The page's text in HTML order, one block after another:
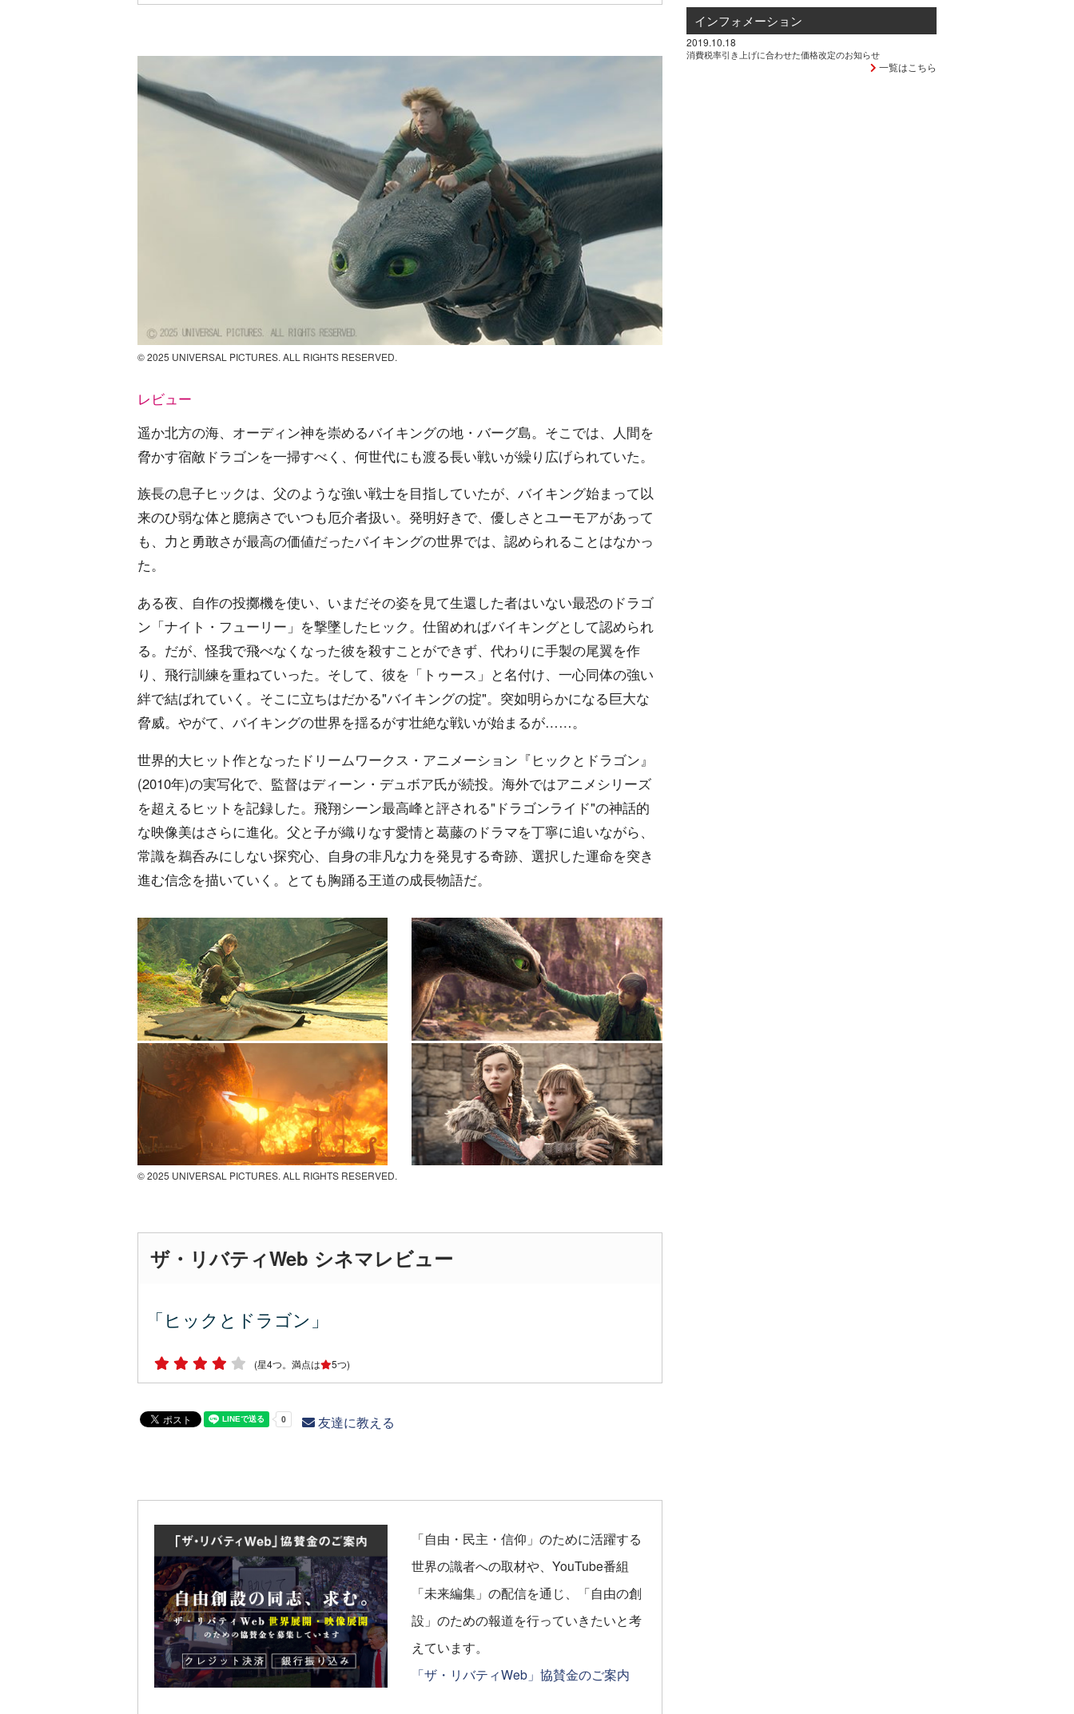
© 2025 UNIVERSAL PICTURES. ALL RIGHTS RESERVED.
レビュー
遥か北方の海、オーディン神を崇めるバイキングの地・バーグ島。そこでは、人間を
脅かす宿敵ドラゴンを一掃すべく、何世代にも渡る長い戦いが繰り広げられていた。
族長の息子ヒックは、父のような強い戦士を目指していたが、バイキング始まって以
来のひ弱な体と臆病さでいつも厄介者扱い。発明好きで、優しさとユーモアがあって
も、力と勇敢さが最高の価値だったバイキングの世界では、認められることはなかっ
た。
ある夜、自作の投擲機を使い、いまだその姿を見て生還した者はいない最恐のドラゴ
ン「ナイト・フューリー」を撃墜したヒック。仕留めればバイキングとして認められ
る。だが、怪我で飛べなくなった彼を殺すことができず、代わりに手製の尾翼を作
り、飛行訓練を重ねていった。そして、彼を「トゥース」と名付け、一心同体の強い
絆で結ばれていく。そこに立ちはだかる"バイキングの掟"。突如明らかになる巨大な
脅威。やがて、バイキングの世界を揺るがす壮絶な戦いが始まるが……。
世界的大ヒット作となったドリームワークス・アニメーション『ヒックとドラゴン』
(2010年)の実写化で、監督はディーン・デュボア氏が続投。海外ではアニメシリーズ
を超えるヒットを記録した。飛翔シーン最高峰と評される"ドラゴンライド"の神話的
な映像美はさらに進化。父と子が織りなす愛情と葛藤のドラマを丁寧に追いながら、
常識を鵜呑みにしない探究心、自身の非凡な力を発見する奇跡、選択した運命を突き
進む信念を描いていく。とても胸踊る王道の成長物語だ。
© 2025 UNIVERSAL PICTURES. ALL RIGHTS RESERVED.
ザ・リバティWeb シネマレビュー
「ヒックとドラゴン」
(星4つ。満点は 5つ)
友達に教える
「自由・民主・信仰」のために活躍する
世界の識者への取材や、YouTube番組
「未来編集」の配信を通じ、「自由の創
設」のための報道を行っていきたいと考
えています。
「ザ・リバティWeb」協賛金のご案内
インフォメーション
2019.10.18
消費税率引き上げに合わせた価格改定のお知らせ
一覧はこちら